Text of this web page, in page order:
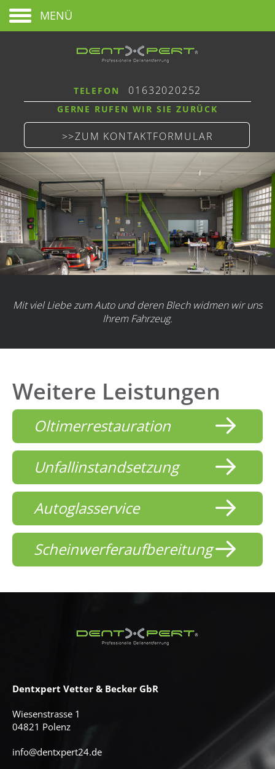
MENÜ
TELEFON 01632020252
GERNE RUFEN WIR SIE ZURÜCK
>>ZUM KONTAKTFORMULAR
Mit viel Liebe zum Auto und deren Blech widmen wir uns
Ihrem Fahrzeug.
Weitere Leistungen
Oltimerrestauration
Unfallinstandsetzung
Autoglasservice
Scheinwerferaufbereitung
Dentxpert Vetter & Becker GbR
Wiesenstrasse 1
04821 Polenz
info@dentxpert24.de